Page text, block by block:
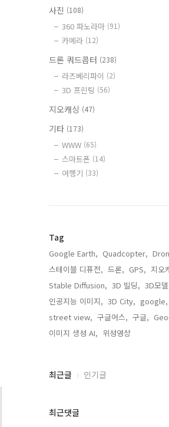
사진 (108)
360 파노라마 (91)
카메라 (12)
드론 쿼드콥터 (238)
라즈베리파이 (2)
3D 프린팅 (56)
지오캐싱 (47)
기타 (173)
WWW (65)
스마트폰 (14)
여행기 (33)
Tag
Google Earth, Quadcopter,
스테이블 디퓨전, 드론, GPS, 지오
Stable Diffusion, 3D 빌딩, 3D모
인공지능 이미지, 3D City, google,
street view, 구글어스, 구글,
이미지 생성 AI, 위성영상,
최
과
최근글 인기글
최근댓글